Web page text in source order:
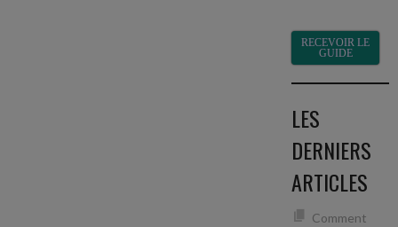
RECEVOIR LE
GUIDE
LES
DERNIERS
ARTICLES
Comment